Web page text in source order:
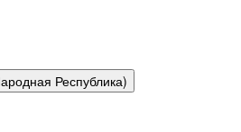
Республика)